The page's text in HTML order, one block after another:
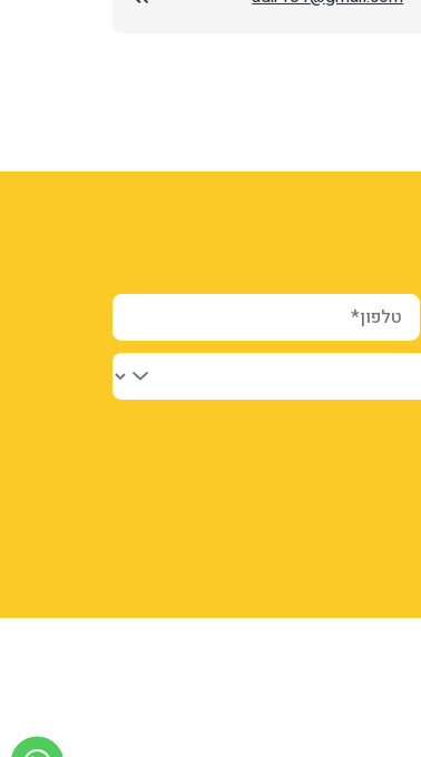
טלפון*